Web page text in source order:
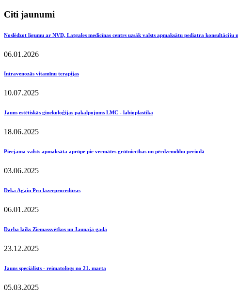
Citi jaunumi
Noslēdzot līgumu ar NVD, Latgales medicīnas centrs uzsāk valsts apmaksātu pediatra konsultāciju
06.01.2026
Intravenozās vitamīnu terapijas
10.07.2025
Jauns estētiskās ginekoloģijas pakalpojums LMC - labioplastika
18.06.2025
Pieejama valsts apmaksāta aprūpe pie vecmātes grūtniecības un pēcdzemdību periodā
03.06.2025
Deka Again Pro lāzerprocedūras
06.01.2025
Darba laiks Ziemassvētkos un Jaunajā gadā
23.12.2025
Jauns speciālists - reimatologs no 21. marta
05.03.2025